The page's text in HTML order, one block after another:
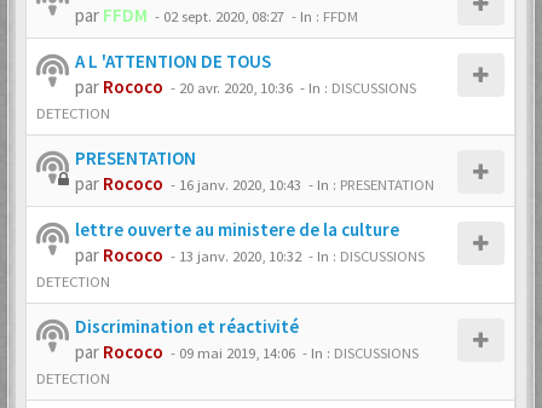
par FFDM - 02 sept. 2020, 08:27 - In : FFDM
A L 'ATTENTION DE TOUS
par Rococo - 20 avr. 2020, 10:36 - In : DISCUSSIONS
DETECTION
PRESENTATION
par Rococo - 16 janv. 2020, 10:43 - In : PRESENTATION
lettre ouverte au ministere de la culture
par Rococo - 13 janv. 2020, 10:32 - In : DISCUSSIONS
DETECTION
Discrimination et réactivité
par Rococo - 09 mai 2019, 14:06 - In : DISCUSSIONS
DETECTION